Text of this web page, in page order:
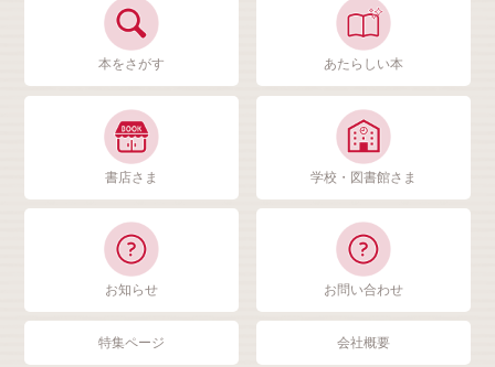
本をさがす あたらしい本
書店さま 学校・図書館さま
お知らせ お問い合わせ
特集ページ 会社概要